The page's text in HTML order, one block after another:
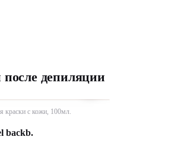
после депиляции
краски с кожи, 100мл.
backb.